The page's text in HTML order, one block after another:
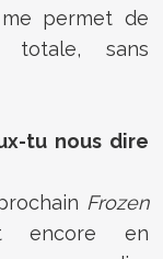
permet de
totale, sans
tu nous dire
Frozen
encore en